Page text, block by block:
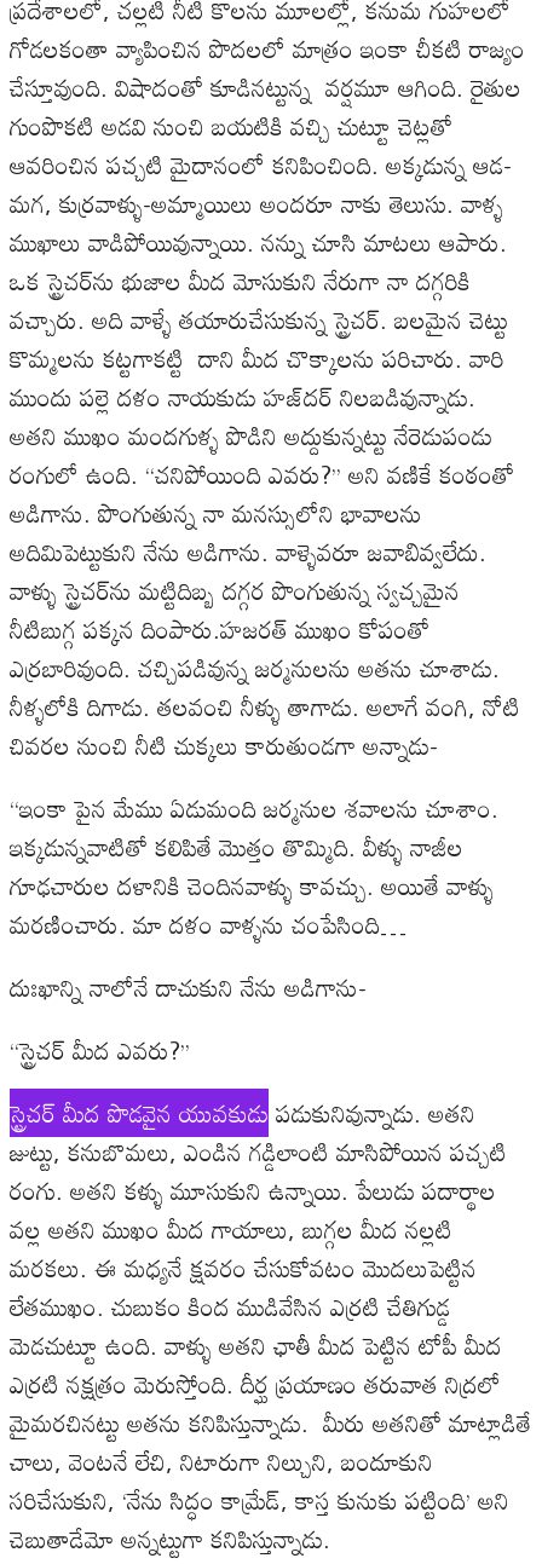
గోడలకంతా వ్యాపించిన పొదలలో మాత్రం ఇంకా చీకటి రాజ్యం
చేస్తూవుంది. విషాదంతో కూడినట్టున్న వర్షమూ ఆగింది. రైతుల
గుంపొకటి అడవి నుంచి బయటికి వచ్చి చుట్టూ చెట్లతో
ఆవరించిన పచ్చటి మైదానంలో కనిపించింది. అక్కడున్న ఆడ-
మగ, కుర్రవాళ్ళు-అమ్మాయిలు అందరూ నాకు తెలుసు. వాళ్ళ
ముఖాలు వాడిపోయివున్నాయి. నన్ను చూసి మాటలు ఆపారు.
ఒక స్ట్రెచర్‌ను భుజాల మీద మోసుకుని నేరుగా నా దగ్గరికి
వచ్చారు. అది వాళ్ళే తయారుచేసుకున్న స్ట్రెచర్‌. బలమైన చెట్టు
కొమ్మలను కట్టగాకట్టి దాని మీద చొక్కాలను పరిచారు. వారి
ముందు పల్లె దళం నాయకుడు హజ్‌దర్‌ నిలబడివున్నాడు.
అతని ముఖం మందగుళ్ళ పొడిని అద్దుకున్నట్టు నేరెడుపండు
రంగులో ఉంది. ‘‘చనిపోయింది ఎవరు?’’ అని వణికే కంఠంతో
అడిగాను. పొంగుతున్న నా మనస్సులోని భావాలను
అదిమిపెట్టుకుని నేను అడిగాను. వాళ్ళెవరూ జవాబివ్వలేదు.
వాళ్ళు స్ట్రెచర్‌ను మట్టిదిబ్బ దగ్గర పొంగుతున్న స్వచ్చమైన
నీటిబుగ్గ పక్కన దింపారు.హజరత్‌ ముఖం కోపంతో
ఎర్రబారివుంది. చచ్చిపడివున్న జర్మనులను అతను చూశాడు.
నీళ్ళలోకి దిగాడు. తలవంచి నీళ్ళు తాగాడు. అలాగే వంగి, నోటి
చివరల నుంచి నీటి చుక్కలు కారుతుండగా అన్నాడు-
‘‘ఇంకా పైన మేము ఏడుమంది జర్మనుల శవాలను చూశాం.
ఇక్కడున్నవాటితో కలిపితే మొత్తం తొమ్మిది. వీళ్ళు నాజీల
గూఢచారుల దళానికి చెందినవాళ్ళు కావచ్చు. అయితే వాళ్ళు
మరణించారు. మా దళం వాళ్ళను చంపేసింది…
దుఃఖాన్ని నాలోనే దాచుకుని నేను అడిగాను-
‘‘స్ట్రెచర్‌ మీద ఎవరు?’’
స్ట్రెచర్‌ మీద పొడవైన యువకుడుపడుకునివున్నాడు. అతని
జుట్టు, కనుబొమలు, ఎండిన గడ్డిలాంటి మాసిపోయిన పచ్చటి
రంగు. అతని కళ్ళు మూసుకుని ఉన్నాయి. పేలుడు పదార్థాల
వల్ల అతని ముఖం మీద గాయాలు, బుగ్గల మీద నల్లటి
మరకలు. ఈ మధ్యనే క్షవరం చేసుకోవటం మొదలుపెట్టిన
లేతముఖం. చుబుకం కింద ముడివేసిన ఎర్రటి చేతిగుడ్డ
మెడచుట్టూ ఉంది. వాళ్ళు అతని ఛాతీ మీద పెట్టిన టోపీ మీద
ఎర్రటి నక్షత్రం మెరుస్తోంది. దీర్ఘ ప్రయాణం తరువాత నిద్రలో
మైమరచినట్టు అతను కనిపిస్తున్నాడు. మీరు అతనితో మాట్లాడితే
చాలు, వెంటనే లేచి, నిటారుగా నిల్చుని, బందూకుని
సరిచేసుకుని, ‘నేను సిద్ధం కామ్రేడ్‌, కాస్త కునుకు పట్టింది’ అని
చెబుతాడేమో అన్నట్టుగా కనిపిస్తున్నాడు.